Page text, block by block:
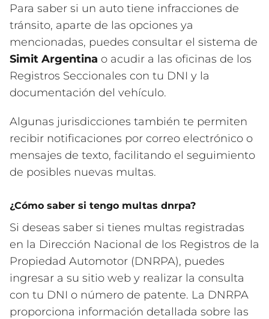
Para saber si un auto tiene infracciones de
tránsito, aparte de las opciones ya
mencionadas, puedes consultar el sistema de
Simit Argentina o acudir a las oficinas de los
Registros Seccionales con tu DNI y la
documentación del vehículo.
Algunas jurisdicciones también te permiten
recibir notificaciones por correo electrónico o
mensajes de texto, facilitando el seguimiento
de posibles nuevas multas.
¿Cómo saber si tengo multas dnrpa?
Si deseas saber si tienes multas registradas
en la Dirección Nacional de los Registros de la
Propiedad Automotor (DNRPA), puedes
ingresar a su sitio web y realizar la consulta
con tu DNI o número de patente. La DNRPA
proporciona información detallada sobre las